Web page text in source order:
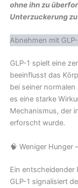
ohne ihn zu
Unterzuckerung
Abnehmen mit
GLP-1 spielt eine
beeinflusst das
bei seiner
es eine starke
Mechanismus, der
erforscht wurde.
🧠 Weniger Hunger
Ein entscheidender
GLP-1 signalisiert